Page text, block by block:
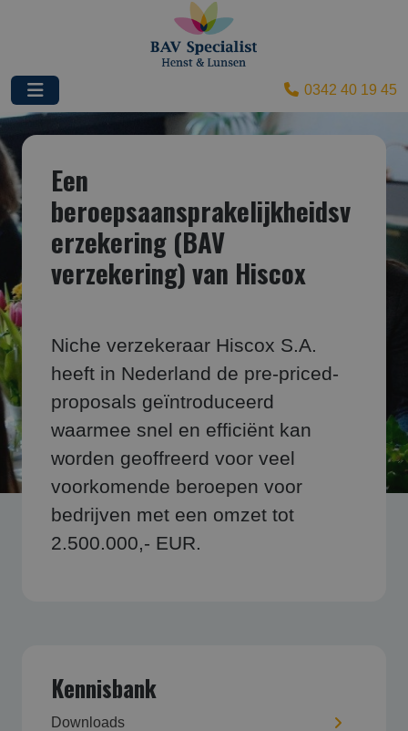
0342 40 19 45
Een
beroepsaansprakelijkheidsv
erzekering (BAV
verzekering) van Hiscox
Niche verzekeraar Hiscox S.A.
heeft in Nederland de pre-priced-
proposals geïntroduceerd
waarmee snel en efficiënt kan
worden geoffreerd voor veel
voorkomende beroepen voor
bedrijven met een omzet tot
2.500.000,- EUR.
Kennisbank
Downloads